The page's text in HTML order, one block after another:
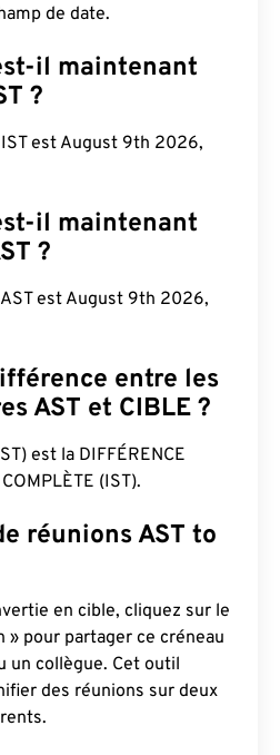
de date.
il maintenant
?
est August 9th 2026,
il maintenant
?
est August 9th 2026,
entre les
AST et CIBLE ?
est la DIFFÉRENCE
(IST).
réunions AST to
en cible, cliquez sur le
» pour partager ce créneau
un collègue. Cet outil
des réunions sur deux